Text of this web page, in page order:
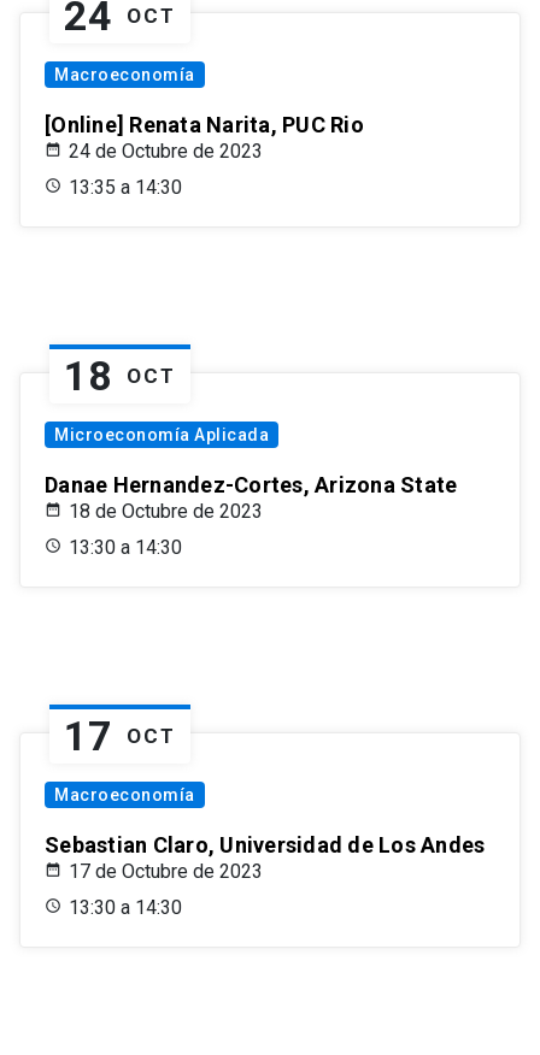
24 OCT
Macroeconomía
[Online] Renata Narita, PUC Rio
24 de Octubre de 2023
13:35 a 14:30
18 OCT
Microeconomía Aplicada
Danae Hernandez-Cortes, Arizona State
18 de Octubre de 2023
13:30 a 14:30
17 OCT
Macroeconomía
Sebastian Claro, Universidad de Los Andes
17 de Octubre de 2023
13:30 a 14:30